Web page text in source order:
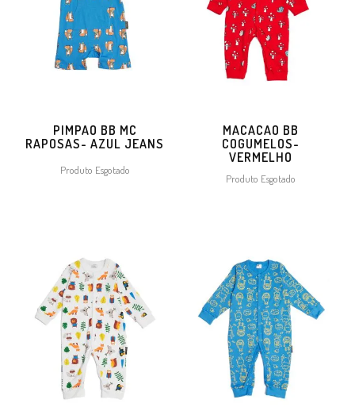
PIMPAO BB MC
RAPOSAS- AZUL JEANS
Produto Esgotado
MACACAO BB
COGUMELOS-
VERMELHO
Produto Esgotado